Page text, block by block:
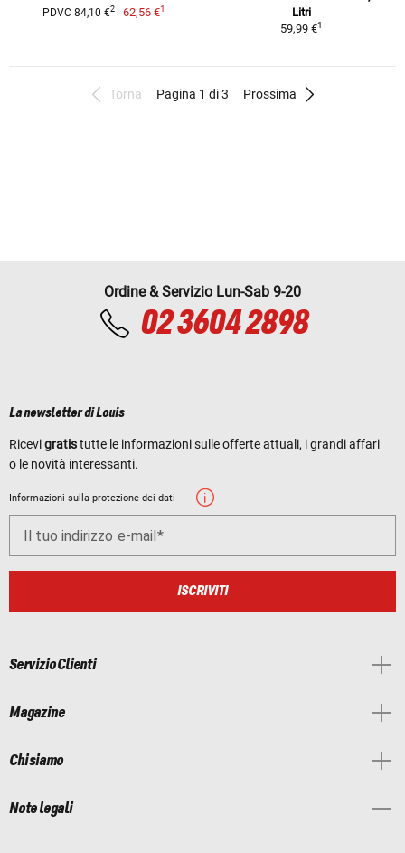
PDVC 84,10 €2 62,56 €1
Litri
59,99 €1
Torna Pagina 1 di 3 Prossima
Ordine & Servizio Lun-Sab 9-20
02 3604 2898
La newsletter di Louis
Ricevigratistutte le informazioni sulle offerte attuali, i grandi affari
o le novità interessanti.
Informazioni sulla protezione dei dati
Il tuo indirizzo e-mail
ISCRIVITI
Servizio Clienti
Magazine
Chi siamo
Note legali